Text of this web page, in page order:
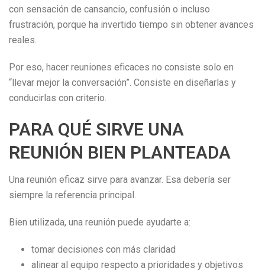
con sensación de cansancio, confusión o incluso
frustración, porque ha invertido tiempo sin obtener avances
reales.
Por eso, hacer reuniones eficaces no consiste solo en
“llevar mejor la conversación”. Consiste en diseñarlas y
conducirlas con criterio.
PARA QUÉ SIRVE UNA
REUNIÓN BIEN PLANTEADA
Una reunión eficaz sirve para avanzar. Esa debería ser
siempre la referencia principal.
Bien utilizada, una reunión puede ayudarte a:
tomar decisiones con más claridad
alinear al equipo respecto a prioridades y objetivos